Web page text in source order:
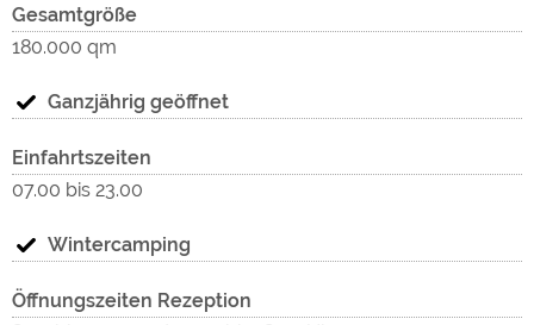
Wald/Wiesen
von Wäldern umgeben
Der Campingplatz Hof-Biggen liegt im Herzen des
Kilometer vom Biggesee entfernt.
Attendorn ca. 4,0 km
Das Sauerland ist berühmt für seine Wälder mit
Gesamtgröße
180.000 qm
Ganzjährig geöffnet
Einfahrtszeiten
07.00 bis 23.00
Wintercamping
Öffnungszeiten Rezeption